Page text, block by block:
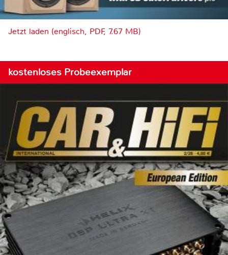
Jetzt laden (englisch, PDF, 7.67 MB)
kostenloses Probeexemplar